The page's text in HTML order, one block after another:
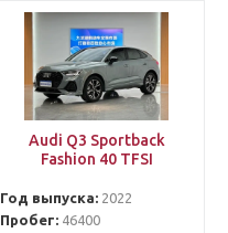
Audi Q3 Sportback
Fashion 40 TFSI
Год выпуска:2022
Пробег:46400